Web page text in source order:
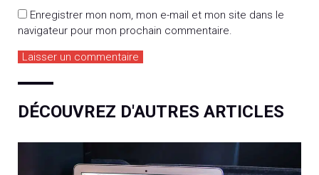
Enregistrer mon nom, mon e-mail et mon site dans le
navigateur pour mon prochain commentaire.
DÉCOUVREZ D'AUTRES ARTICLES